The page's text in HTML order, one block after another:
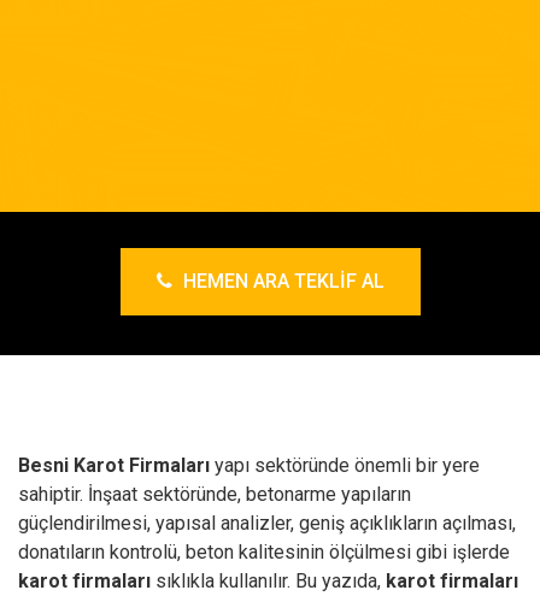
HEMEN ARA TEKLIF AL
Besni Karot Firmaları yapı sektöründe önemli bir yere
sahiptir. İnşaat sektöründe, betonarme yapıların
güçlendirilmesi, yapısal analizler, geniş açıklıkların açılması,
donatıların kontrolü, beton kalitesinin ölçülmesi gibi işlerde
karot firmaları sıklıkla kullanılır. Bu yazıda, karot firmaları